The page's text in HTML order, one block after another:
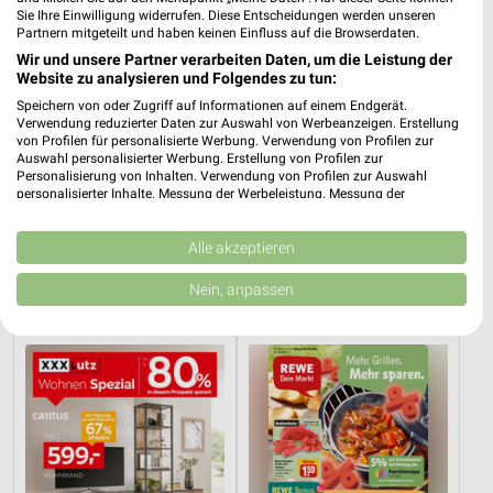
3,5 km
Noch heute gültig
4,4 km
Dieter Knoll
Gültig bis Fr. 14.08.
Sie Ihre Einwilligung widerrufen. Diese Entscheidungen werden unseren
Partnern mitgeteilt und haben keinen Einfluss auf die Browserdaten.
Wir und unsere Partner verarbeiten Daten, um die Leistung der
Website zu analysieren und Folgendes zu tun:
Speichern von oder Zugriff auf Informationen auf einem Endgerät.
Verwendung reduzierter Daten zur Auswahl von Werbeanzeigen. Erstellung
von Profilen für personalisierte Werbung. Verwendung von Profilen zur
Auswahl personalisierter Werbung. Erstellung von Profilen zur
Personalisierung von Inhalten. Verwendung von Profilen zur Auswahl
personalisierter Inhalte. Messung der Werbeleistung. Messung der
Kombinationen von Daten aus verschiedenen Quellen. Entwicklung und
Verbesserung der Angebote. Verwendung reduzierter Daten zur Auswahl
von Inhalten.
Daten können außerhalb der Europäischen Union weitergegeben und in die
USA gesendet werden.
Website/App.
Partnerliste anzeigen (1 IAB-Anbieter)
Wir nutzen Ihre Daten für folgende Zwecke:
IAB-Verarbeitungszwecke:
Speichern von oder Zugriff auf Informationen
auf einem Endgerät
Alle akzeptieren
Nein, anpassen